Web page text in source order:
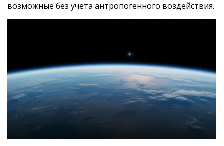
возможные без учета антропогенного воздействия.